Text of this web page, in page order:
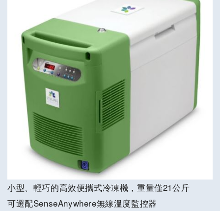
小型、輕巧的高效便攜式冷凍機，重量僅21公斤
可選配SenseAnywhere無線溫度監控器